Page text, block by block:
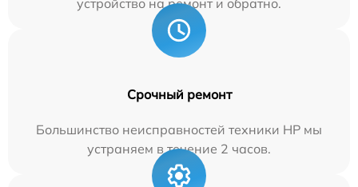
устройство на ремонт и обратно.
Срочный ремонт
Большинство неисправностей техники HP мы
устраняем в течение 2 часов.